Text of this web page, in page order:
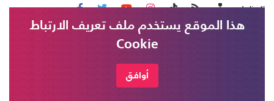
تابعنا على
هذا الموقع يستخدم ملف تعريف الارتباط
Cookie
أوافق